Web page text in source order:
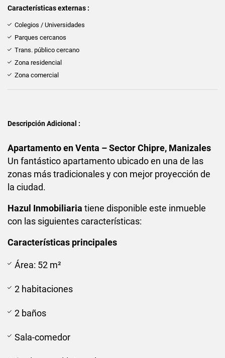
Características externas :
Colegios / Universidades
Parques cercanos
Trans. público cercano
Zona residencial
Zona comercial
Descripción Adicional :
Apartamento en Venta – Sector Chipre, Manizales
Un fantástico apartamento ubicado en una de las
zonas más tradicionales y con mejor proyección de
la ciudad.
Hazul Inmobiliaria tiene disponible este inmueble
con las siguientes características:
Características principales
Área: 52 m²
2 habitaciones
2 baños
Sala-comedor